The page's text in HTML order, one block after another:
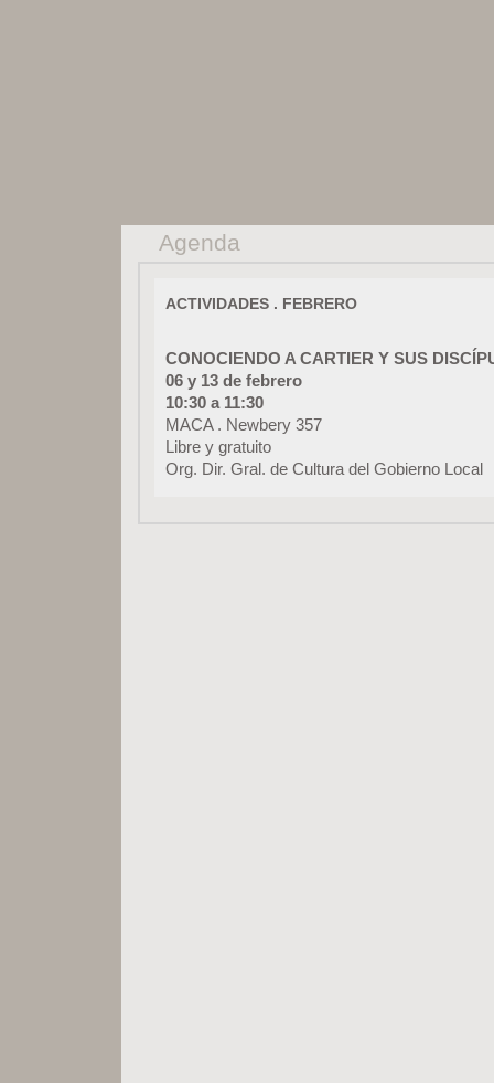
Agenda
ACTIVIDADES . FEBRERO
CONOCIENDO A CARTIER Y SUS
06 y 13 de febrero
10:30 a 11:30
MACA . Newbery 357
Libre y gratuito
Org. Dir. Gral. de Cultura del Gobierno Local